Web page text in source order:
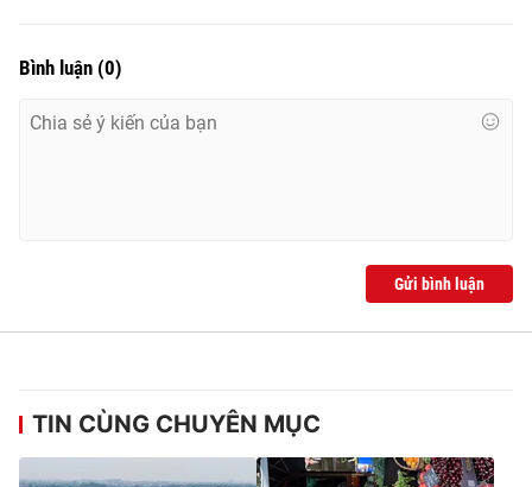
Bình luận (0)
Gửi bình luận
TIN CÙNG CHUYÊN MỤC